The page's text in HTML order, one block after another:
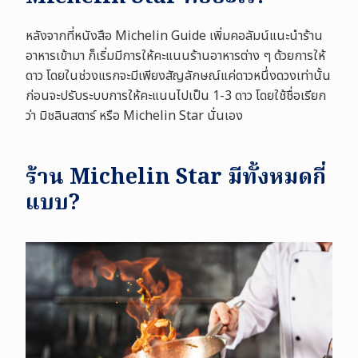
หลังจากที่หนังสือ Michelin Guide เพิ่มคอลัมน์แนะนำร้าน
อาหารเข้ามา ก็เริ่มมีการให้คะแนนร้านอาหารต่าง ๆ ด้วยการให้
ดาว โดยในช่วงแรกจะมีเพียงสัญลักษณ์แค่ดาวหนึ่งดวงเท่านั้น
ก่อนจะปรับระบบการให้คะแนนไปเป็น 1-3 ดาว โดยใช้ชื่อเรียก
ว่า มิชลินสตาร์ หรือ Michelin Star นั่นเอง
ร้าน Michelin Star มีทั้งหมดกี่
แบบ?